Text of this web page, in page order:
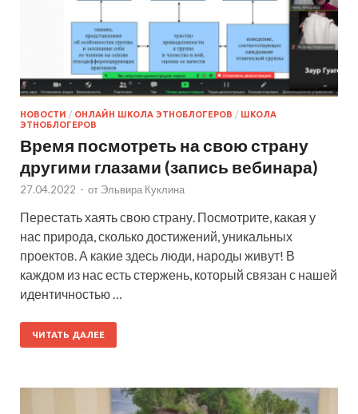
НОВОСТИ / ОНЛАЙН ШКОЛА ЭТНОБЛОГЕРОВ / ШКОЛА
ЭТНОБЛОГЕРОВ
Время посмотреть на свою страну
другими глазами (запись вебинара)
27.04.2022 - от Эльвира Куклина
Перестать хаять свою страну. Посмотрите, какая у
нас природа, сколько достижений, уникальных
проектов. А какие здесь люди, народы живут! В
каждом из нас есть стержень, который связан с нашей
идентичностью …
ЧИТАТЬ ДАЛЕЕ